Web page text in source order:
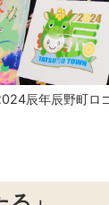
辰年辰野町ロ